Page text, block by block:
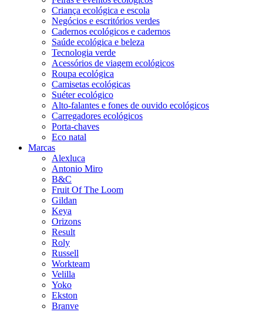
Criança ecológica e escola
Negócios e escritórios verdes
Cadernos ecológicos e cadernos
Saúde ecológica e beleza
Tecnologia verde
Acessórios de viagem ecológicos
Roupa ecológica
Camisetas ecológicas
Suéter ecológico
Alto-falantes e fones de ouvido ecológicos
Carregadores ecológicos
Porta-chaves
Eco natal
Marcas
Alexluca
Antonio Miro
B&C
Fruit Of The Loom
Gildan
Keya
Orizons
Result
Roly
Russell
Workteam
Velilla
Yoko
Ekston
Branve